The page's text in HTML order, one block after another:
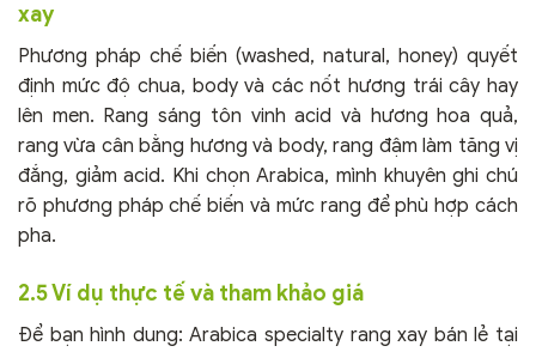
xay
Phương pháp chế biến (washed, natural, honey) quyết
định mức độ chua, body và các nốt hương trái cây hay
lên men. Rang sáng tôn vinh acid và hương hoa quả,
rang vừa cân bằng hương và body, rang đậm làm tăng vị
đắng, giảm acid. Khi chọn Arabica, mình khuyên ghi chú
rõ phương pháp chế biến và mức rang để phù hợp cách
pha.
2.5 Ví dụ thực tế và tham khảo giá
Để bạn hình dung: Arabica specialty rang xay bán lẻ tại